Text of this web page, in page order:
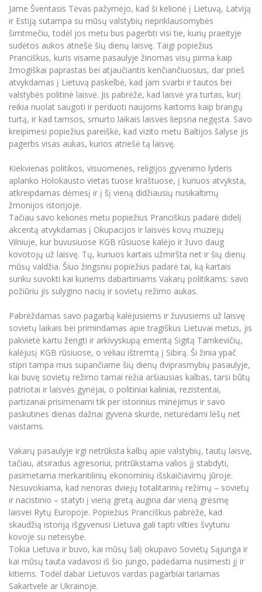
Mokymų LAB
Mokslo naujienos
Kasmetiniai mokslo renginiai
Atributika
Naujienos
Tarptautiškumas
Studentams
Studentams
Darbuotojams
Partnerystės
Azijos centras
Vilniaus Karaliaus Sedžiongo institutas
Frankofoniškų šalių studijų centras
Darbuotojams
Partnerystės
Azijos centras
Vilniaus Karaliaus Sedžiongo institutas
Frankofoniškų šalių studijų centras
Darnus vystymasis
Privatumo politika
Negalia ir individualieji poreikiai
Viešai skelbiama informacija
Parama Ukrainai
Civilinė sauga
Korupcijos prevencija
Papildomosios studijos
Pedagogų rengimas
Doktorantūros studijos
Profesinės bakalauro studijos
Personalo valdymo centras
Privačių interesų deklaravimas
Informacija naujiems darbuotojams
Studijų Moodle (studijų vykdymui)
Darbuotojų Moodle (kompetencijų tobulinimui)
Studijų tvarkaraštis
Informacinė sistema "Studijos"
Darbuotojų elektroninis paštas
Daugiafaktorinė autentifikacija universiteto
darbuotojams (MFA)
Mokslininkų profiliai "CRIS"
Bendruomenės gerovė
Darbuotojų kvalifikacijos kėlimas
MRU norminių teisės aktų duomenų bazė
Intranetas
Microsoft Office 365
MRU mobilios programėlės
Pagalbos sistema
Profesinė sąjunga
Kontaktų paieška
Jame Šventasis Tėvas pažymėjo, kad ši kelionė į Lietuvą, Latviją
ir Estiją sutampa su mūsų valstybių nepriklausomybės
šimtmečiu, todėl jos metu bus pagerbti visi tie, kurių praeityje
sudėtos aukos atnešė šių dienų laisvę. Taigi popiežius
Pranсiškus, kuris visame pasaulyje žinomas visų pirma kaip
žmogiškai paprastas bei atjaučiantis kenčiančiuosius, dar prieš
atvykdamas į Lietuvą paskelbė, kad jam svarbi ir tautos bei
valstybės politinė laisvė. Jis pabrėžė, kad laisvė yra turtas, kurį
reikia nuolat saugoti ir perduoti naujoms kartoms kaip brangų
turtą, ir kad tamsos, smurto laikais laisvės liepsna negęsta. Savo
kreipimesi popiežius pareiškė, kad vizito metu Baltijos šalyse jis
pagerbs visas aukas, kurios atnešė tą laisvę.
Kiekvienas politikos, visuomenės, religijos gyvenimo lyderis
aplanko Holokausto vietas tuose kraštuose, į kuriuos atvyksta,
atkreipdamas dėmesį ir į šį vieną didžiausių nusikaltimų
žmonijos istorijoje.
Tačiau savo kelionės metu popiežius Pranciškus padarė didelį
akcentą atvykdamas į Okupacijos ir laisvės kovų muziejų
Vilniuje, kur buvusiuose KGB rūsiuose kalėjo ir žuvo daug
kovotojų už laisvę. Tų, kuriuos kartais užmiršta net ir šių dienų
mūsų valdžia. Šiuo žingsniu popiežius padarė tai, ką kartais
sunku suvokti kai kuriems dabartiniams Vakarų politikams: savo
požiūriu jis sulygino nacių ir sovietų režimo aukas.
Pabrėždamas savo pagarbą kalėjusiems ir žuvusiems už laisvę
sovietų laikais bei primindamas apie tragiškus Lietuvai metus, jis
pakvietė kartu žengti ir arkivyskupą emeritą Sigitą Tamkevičių,
kalėjusį KGB rūsiuose, o vėliau ištremtą į Sibirą. Ši žinia ypač
stipri tampa mus supančiame šių dienų dviprasmybių pasaulyje,
kai buvę sovietų režimo tarnai rėžia aršiausias kalbas, tarsi būtų
patriotai ir laisvės gynėjai, o politiniai kaliniai, rezistentai,
partizanai prisimenami tik per istorinius minėjimus ir savo
paskutines dienas dažnai gyvena skurde, neturėdami lėšų net
vaistams.
Vakarų pasaulyje irgi netrūksta kalbų apie valstybių, tautų laisvę,
tačiau, atsiradus agresoriui, pritrūkstama valios jį stabdyti,
pasimetama merkantilinių ekonominių išskaičiavimų jūroje.
Nesuvokiama, kad nenoras dviejų totalitarinių režimų – sovietų
ir nacistinio – statyti į vieną gretą augina dar vieną grėsmę
laisvei Rytų Europoje. Popiežius Pranciškus pabrėžė, kad
skaudžią istoriją išgyvenusi Lietuva gali tapti vilties švyturiu
kovoje su neteisybe.
Tokia Lietuva ir buvo, kai mūsų šalį okupavo Sovietų Sąjunga ir
kai mūsų tauta vadavosi iš šio jungo, padėdama nusimesti jį ir
kitiems. Todėl dabar Lietuvos vardas pagarbiai tariamas
Sakartvele ar Ukrainoje.